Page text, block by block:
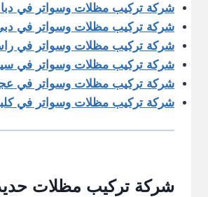
شركة تركيب مظلات وسواتر في دبا
شركة تركيب مظلات وسواتر في
شركة تركيب مظلات وسواتر في
شركة تركيب مظلات وسواتر في
شركة تركيب مظلات وسواتر في
شركة تركيب مظلات وسواتر في
شركة تركيب مظلات